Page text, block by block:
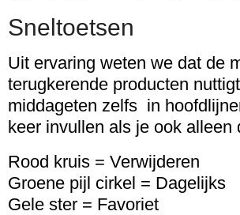
Sneltoetsen
Uit ervaring weten we dat de
terugkerende producten
middageten zelfs in
keer invullen als je ook
Rood kruis = Verwijderen
Groene pijl cirkel = Dagelijks
Gele ster = Favoriet